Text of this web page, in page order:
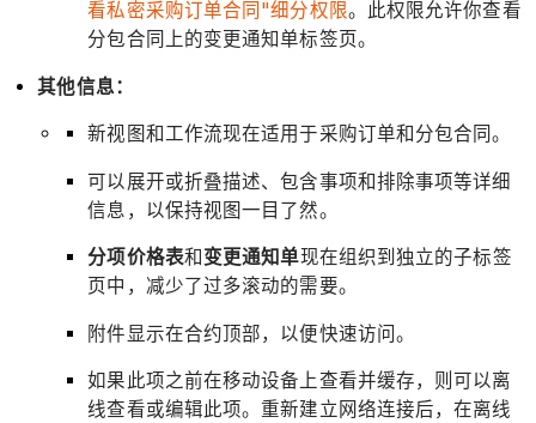
看私密采购订单合同"细分权限。此权限允许你查看
分包合同上的变更通知单标签页。
其他信息：
新视图和工作流现在适用于采购订单和分包合同。
可以展开或折叠描述、包含事项和排除事项等详细
信息，以保持视图一目了然。
分项价格表和 变更通知单现在组织到独立的子标签
页中，减少了过多滚动的需要。
附件显示在合约顶部，以便快速访问。
如果此项之前在移动设备上查看并缓存，则可以离
线查看或编辑此项。重新建立网络连接后，在离线